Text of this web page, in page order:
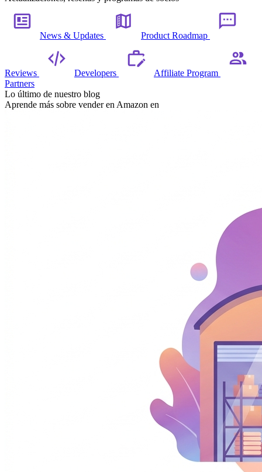
News & Updates Product Roadmap
Reviews Developers
Affiliate Program
Partners
Lo último de nuestro blog
Aprende más sobre vender en Amazon en